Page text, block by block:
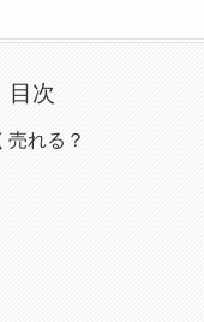
目次
れる？